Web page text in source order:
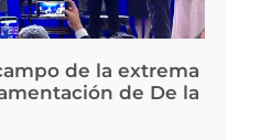
de la extrema
de De la